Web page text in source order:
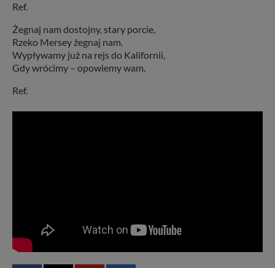
Ref.
Żegnaj nam dostojny, stary porcie,
Rzeko Mersey żegnaj nam.
Wypływamy już na rejs do Kalifornii,
Gdy wrócimy – opowiemy wam.
Ref.